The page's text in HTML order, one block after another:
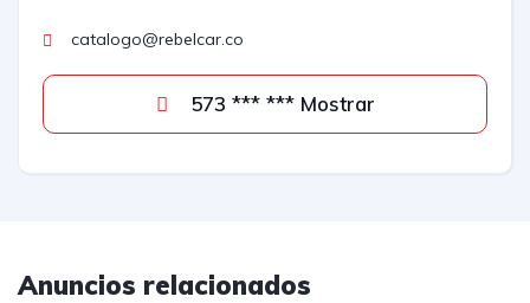
catalogo@rebelcar.co
573 *** *** Mostrar
Anuncios relacionados